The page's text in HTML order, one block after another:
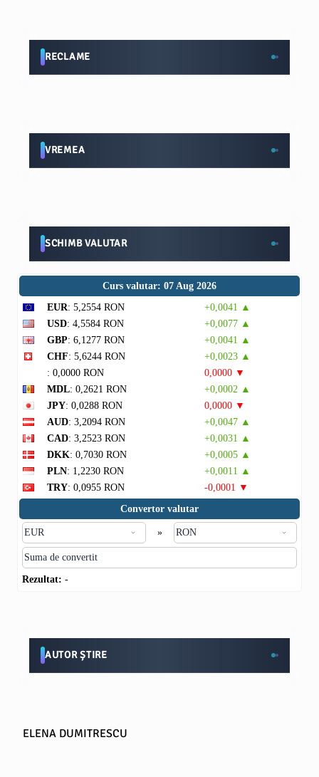
RECLAME
VREMEA
SCHIMB VALUTAR
Curs valutar: 07 Aug 2026
EUR: 5,2554 RON
+0,0041 ▲
USD: 4,5584 RON
+0,0077 ▲
GBP: 6,1277 RON
+0,0041 ▲
CHF: 5,6244 RON
+0,0023 ▲
: 0,0000 RON
0,0000 ▼
MDL: 0,2621 RON
+0,0002 ▲
JPY: 0,0288 RON
0,0000 ▼
AUD: 3,2094 RON
+0,0047 ▲
CAD: 3,2523 RON
+0,0031 ▲
DKK: 0,7030 RON
+0,0005 ▲
PLN: 1,2230 RON
+0,0011 ▲
TRY: 0,0955 RON
-0,0001 ▼
Convertor valutar
»
Rezultat: -
AUTOR ȘTIRE
ELENA DUMITRESCU